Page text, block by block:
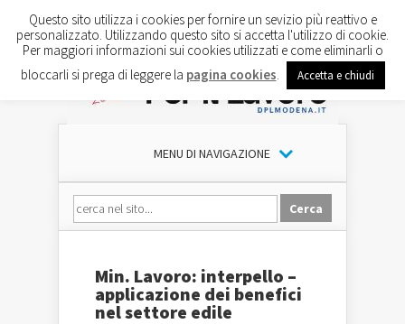
MENU DI NAVIGAZIONE
Min. Lavoro: interpello –
applicazione dei benefici
nel settore edile
Questo sito utilizza i cookies per fornire un sevizio più reattivo e
personalizzato. Utilizzando questo sito si accetta l'utilizzo di cookie.
Per maggiori informazioni sui cookies utilizzati e come eliminarli o
bloccarli si prega di leggere la pagina cookies Accetta e chiudi